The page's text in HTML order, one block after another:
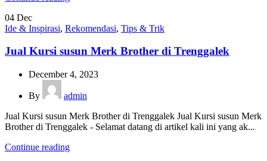
04 Dec
Ide & Inspirasi, Rekomendasi, Tips & Trik
Jual Kursi susun Merk Brother di Trenggalek
December 4, 2023
By
admin
Jual Kursi susun Merk Brother di Trenggalek Jual Kursi susun Merk
Brother di Trenggalek - Selamat datang di artikel kali ini yang ak...
Continue reading